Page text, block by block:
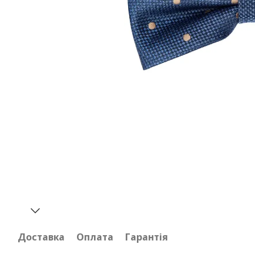
Доставка Оплата Гарантія